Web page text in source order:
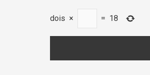
dois × = 18